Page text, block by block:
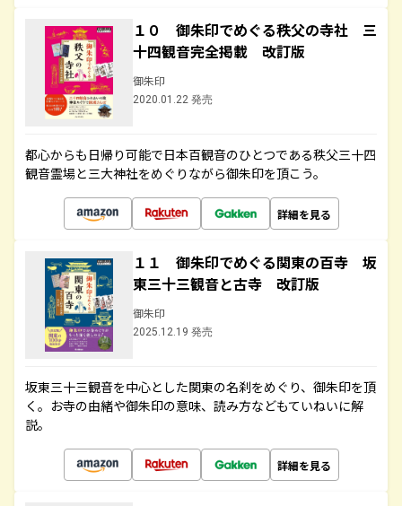
１０ 御朱印でめぐる秩父の寺社 三
十四観音完全掲載 改訂版
御朱印
2020.01.22 発売
都心からも日帰り可能で日本百観音のひとつである秩父三十四
観音霊場と三大神社をめぐりながら御朱印を頂こう。
詳細を見る
１１ 御朱印でめぐる関東の百寺 坂
東三十三観音と古寺 改訂版
御朱印
2025.12.19 発売
坂東三十三観音を中心とした関東の名刹をめぐり、御朱印を頂
く。お寺の由緒や御朱印の意味、読み方などもていねいに解
説。
詳細を見る